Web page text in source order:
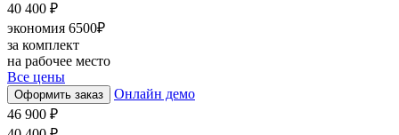
40 400 ₽
экономия 6500₽
за комплект
на рабочее место
Все цены
Оформить заказ
Онлайн демо
46 900 ₽